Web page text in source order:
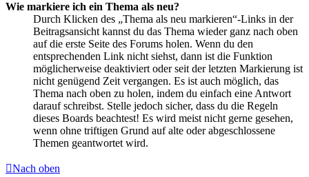
Wie markiere ich ein Thema als neu?
Durch Klicken des „Thema als neu markieren“-Links in der
Beitragsansicht kannst du das Thema wieder ganz nach oben
auf die erste Seite des Forums holen. Wenn du den
entsprechenden Link nicht siehst, dann ist die Funktion
möglicherweise deaktiviert oder seit der letzten Markierung ist
nicht genügend Zeit vergangen. Es ist auch möglich, das
Thema nach oben zu holen, indem du einfach eine Antwort
darauf schreibst. Stelle jedoch sicher, dass du die Regeln
dieses Boards beachtest! Es wird meist nicht gerne gesehen,
wenn ohne triftigen Grund auf alte oder abgeschlossene
Themen geantwortet wird.
Nach oben